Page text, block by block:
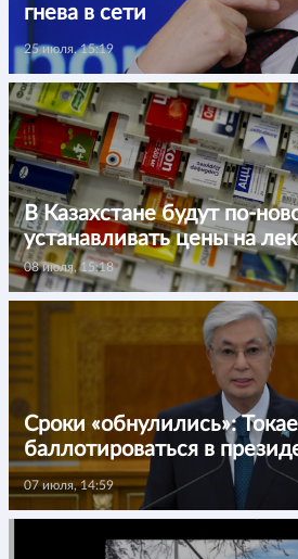
гнева в сети
25 июля, 15:19
В Казахстане будут по-
устанавливать цены на
08 июля, 15:18
Сроки «обнулились»:
баллотироваться в
07 июля, 14:59